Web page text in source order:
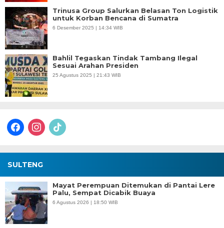
Trinusa Group Salurkan Belasan Ton Logistik
untuk Korban Bencana di Sumatra
6 Desember 2025 | 14:34 WIB
Bahlil Tegaskan Tindak Tambang Ilegal
Sesuai Arahan Presiden
25 Agustus 2025 | 21:43 WIB
facebookinstagram
tiktok
SULTENG
Mayat Perempuan Ditemukan di Pantai Lere
Palu, Sempat Dicabik Buaya
6 Agustus 2026 | 18:50 WIB